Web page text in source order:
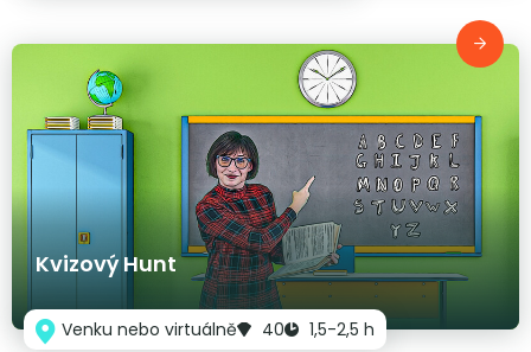
Kvizový Hunt
Venku nebo virtuálně 40 1,5-2,5 h